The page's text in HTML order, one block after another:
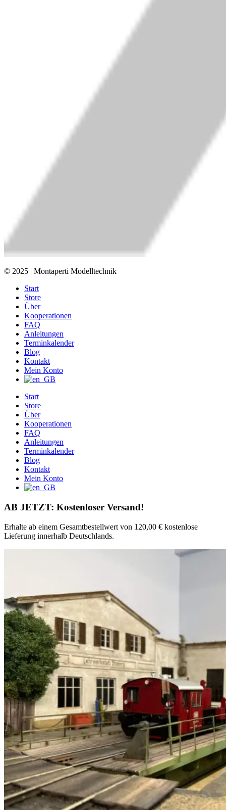
© 2025 | Montaperti Modelltechnik
Start
Store
Über
Kooperationen
FAQ
Anleitungen
Terminkalender
Blog
Kontakt
Mein Konto
Start
Store
Über
Kooperationen
FAQ
Anleitungen
Terminkalender
Blog
Kontakt
Mein Konto
AB JETZT: Kostenloser Versand!
Erhalte ab einem Gesamtbestellwert von 120,00 € kostenlose
Lieferung innerhalb Deutschlands.